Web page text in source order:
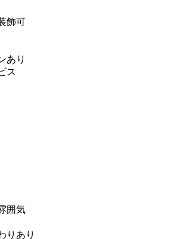
飾可
あり
ス
囲気
りあり